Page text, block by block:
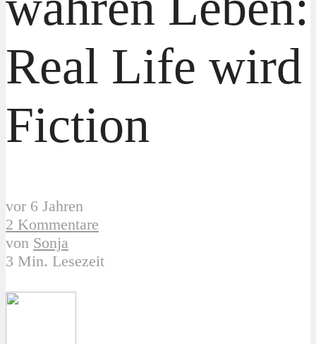
Real Life wird
Fiction
vor 6 Jahren
2 Kommentare
von Sonja
3 Min. Lesezeit